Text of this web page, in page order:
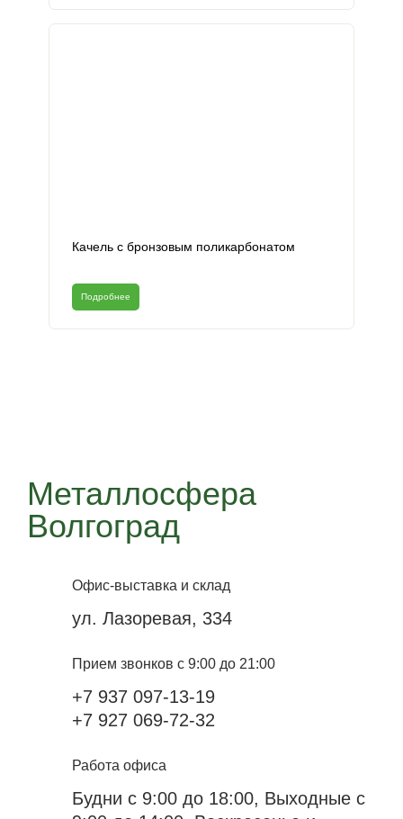
Качель с бронзовым поликарбонатом
Подробнее
Металлосфера
Волгоград
Офис-выставка и склад
ул. Лазоревая, 334
Прием звонков с 9:00 до 21:00
+7 937 097-13-19
+7 927 069-72-32
Работа офиса
Будни с 9:00 до 18:00, Выходные с